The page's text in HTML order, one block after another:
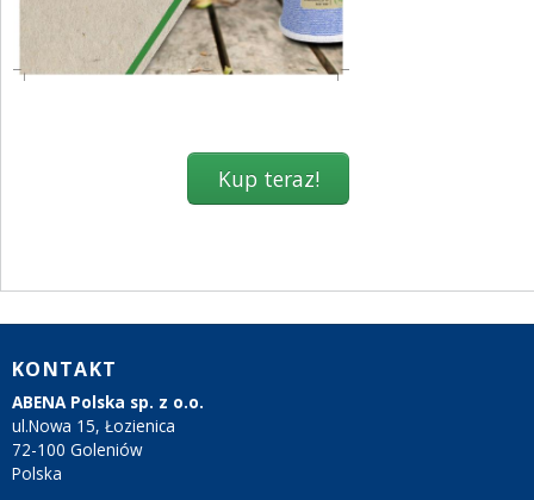
KONTAKT
ABENA Polska sp. z o.o.
ul.Nowa 15, Łozienica
72-100 Goleniów
Polska